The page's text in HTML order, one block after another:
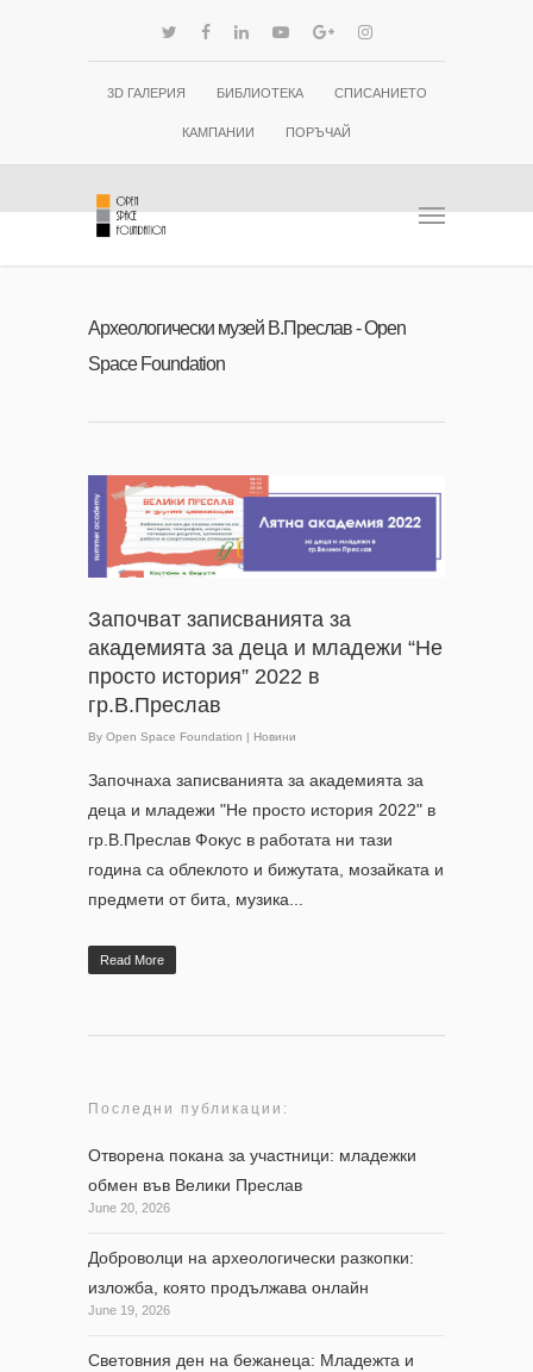
3D ГАЛЕРИЯ БИБЛИОТЕКА СПИСАНИЕТО
КАМПАНИИ ПОРЪЧАЙ
Археологически музей В.Преслав - Open
Space Foundation
Започват записванията за
академията за деца и младежи “Не
просто история” 2022 в
гр.В.Преслав
By Open Space Foundation | Новини
Започнаха записванията за академията за
деца и младежи "Не просто история 2022" в
гр.В.Преслав Фокус в работата ни тази
година са облеклото и бижутата, мозайката и
предмети от бита, музика...
Read More
Последни публикации:
Отворена покана за участници: младежки
обмен във Велики Преслав
June 20, 2026
Доброволци на археологически разкопки:
изложба, която продължава онлайн
June 19, 2026
Световния ден на бежанеца: Младежта и